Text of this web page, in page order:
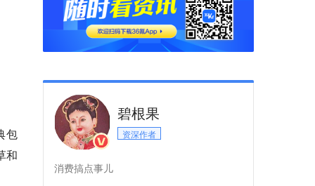
包
和
碧根果
资深作者
消费搞点事儿